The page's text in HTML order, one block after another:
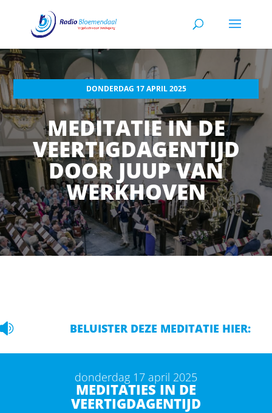
DONDERDAG 17 APRIL 2025
MEDITATIE IN DE
VEERTIGDAGENTIJD
DOOR JUUP VAN
WERKHOVEN
 BELUISTER DEZE MEDITATIE HIER:
donderdag 17 april 2025
MEDITATIES IN DE
VEERTIGDAGENTIJD